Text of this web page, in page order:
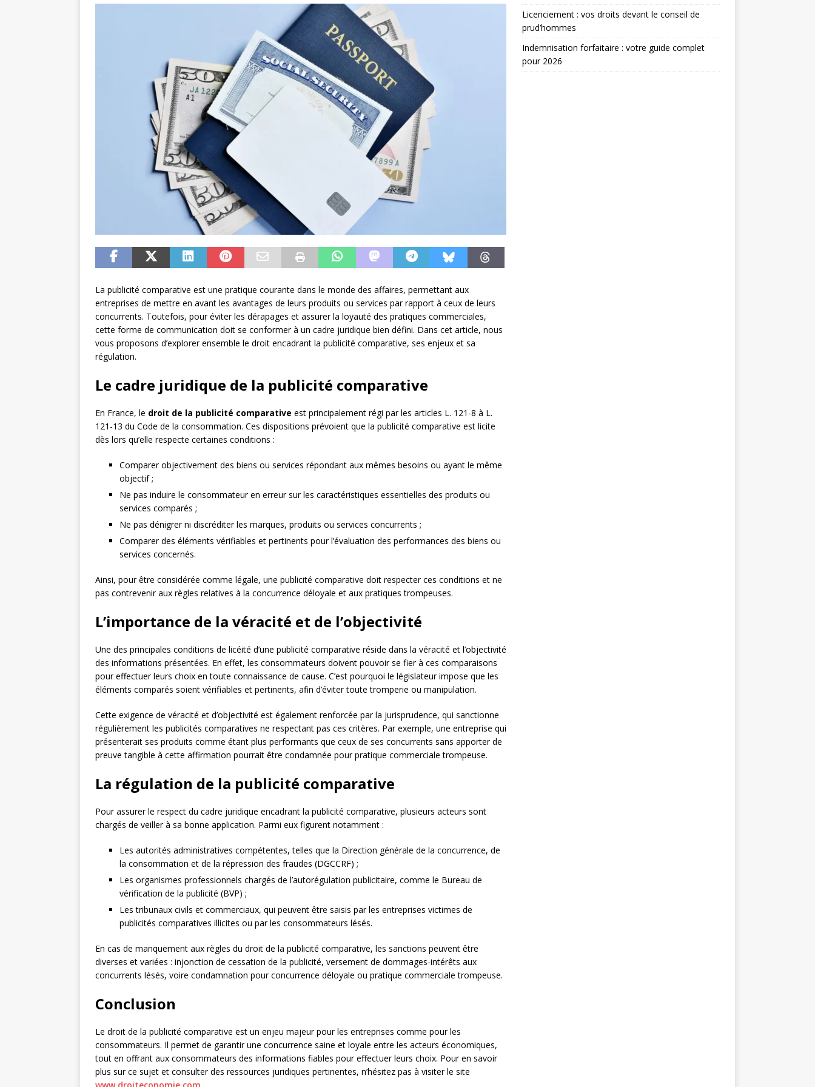
La publicité comparative est une pratique courante dans le monde des affaires, permettant aux
entreprises de mettre en avant les avantages de leurs produits ou services par rapport à ceux de leurs
concurrents. Toutefois, pour éviter les dérapages et assurer la loyauté des pratiques commerciales,
cette forme de communication doit se conformer à un cadre juridique bien défini. Dans cet article, nous
vous proposons d’explorer ensemble le droit encadrant la publicité comparative, ses enjeux et sa
régulation.
Le cadre juridique de la publicité comparative
En France, le droit de la publicité comparative est principalement régi par les articles L. 121-8 à L.
121-13 du Code de la consommation. Ces dispositions prévoient que la publicité comparative est licite
dès lors qu’elle respecte certaines conditions :
Comparer objectivement des biens ou services répondant aux mêmes besoins ou ayant le même
objectif ;
Ne pas induire le consommateur en erreur sur les caractéristiques essentielles des produits ou
services comparés ;
Ne pas dénigrer ni discréditer les marques, produits ou services concurrents ;
Comparer des éléments vérifiables et pertinents pour l’évaluation des performances des biens ou
services concernés.
Ainsi, pour être considérée comme légale, une publicité comparative doit respecter ces conditions et ne
pas contrevenir aux règles relatives à la concurrence déloyale et aux pratiques trompeuses.
L’importance de la véracité et de l’objectivité
Une des principales conditions de licéité d’une publicité comparative réside dans la véracité et l’objectivité
des informations présentées. En effet, les consommateurs doivent pouvoir se fier à ces comparaisons
pour effectuer leurs choix en toute connaissance de cause. C’est pourquoi le législateur impose que les
éléments comparés soient vérifiables et pertinents, afin d’éviter toute tromperie ou manipulation.
Cette exigence de véracité et d’objectivité est également renforcée par la jurisprudence, qui sanctionne
régulièrement les publicités comparatives ne respectant pas ces critères. Par exemple, une entreprise qui
présenterait ses produits comme étant plus performants que ceux de ses concurrents sans apporter de
preuve tangible à cette affirmation pourrait être condamnée pour pratique commerciale trompeuse.
La régulation de la publicité comparative
Pour assurer le respect du cadre juridique encadrant la publicité comparative, plusieurs acteurs sont
chargés de veiller à sa bonne application. Parmi eux figurent notamment :
Les autorités administratives compétentes, telles que la Direction générale de la concurrence, de
la consommation et de la répression des fraudes (DGCCRF) ;
Les organismes professionnels chargés de l’autorégulation publicitaire, comme le Bureau de
vérification de la publicité (BVP) ;
Les tribunaux civils et commerciaux, qui peuvent être saisis par les entreprises victimes de
publicités comparatives illicites ou par les consommateurs lésés.
En cas de manquement aux règles du droit de la publicité comparative, les sanctions peuvent être
diverses et variées : injonction de cessation de la publicité, versement de dommages-intérêts aux
concurrents lésés, voire condamnation pour concurrence déloyale ou pratique commerciale trompeuse.
Conclusion
Le droit de la publicité comparative est un enjeu majeur pour les entreprises comme pour les
consommateurs. Il permet de garantir une concurrence saine et loyale entre les acteurs économiques,
tout en offrant aux consommateurs des informations fiables pour effectuer leurs choix. Pour en savoir
plus sur ce sujet et consulter des ressources juridiques pertinentes, n’hésitez pas à visiter le site
Licenciement : vos droits devant le conseil de
prud’hommes
Indemnisation forfaitaire : votre guide complet
pour 2026